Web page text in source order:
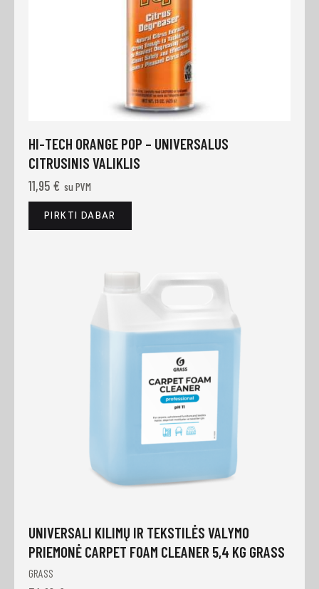
HI-TECH ORANGE POP – UNIVERSALUS
CITRUSINIS VALIKLIS
11,95 € su PVM
PIRKTI DABAR
UNIVERSALI KILIMŲ IR TEKSTILĖS VALYMO
PRIEMONĖ CARPET FOAM CLEANER 5,4 KG GRASS
GRASS